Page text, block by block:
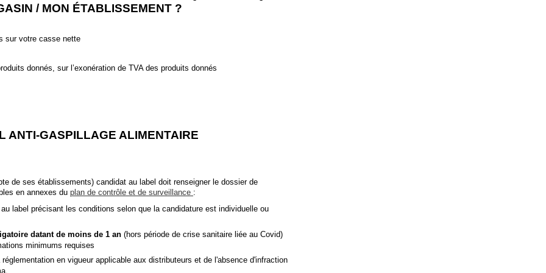
/ MON ÉTABLISSEMENT ?
sur votre casse nette
donnés, sur l’exonération de TVA des produits donnés
ANTI-GASPILLAGE ALIMENTAIRE
de ses établissements) candidat au label doit renseigner le dossier de
en annexes du plan de contrôle et de surveillance :
label précisant les conditions selon que la candidature est individuelle ou
datant de moins de 1 an (hors période de crise sanitaire liée au Covid)
minimums requises
en vigueur applicable aux distributeurs et de l'absence d'infraction